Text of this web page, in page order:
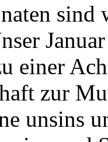
einer
zur
unsins